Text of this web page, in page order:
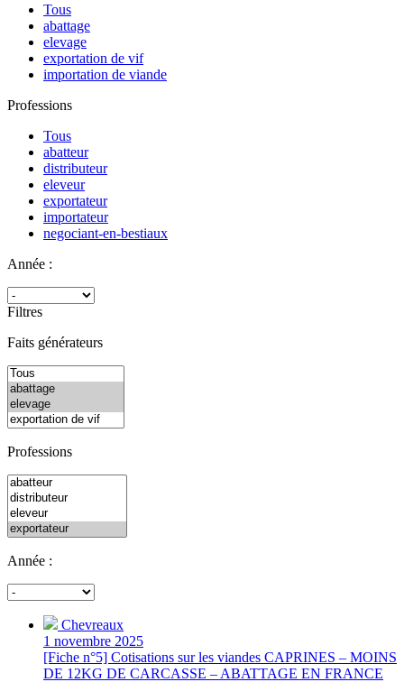
Tous
abattage
elevage
exportation de vif
importation de viande
Professions
Tous
abatteur
distributeur
eleveur
exportateur
importateur
negociant-en-bestiaux
Année :
Filtres
Faits générateurs
Professions
Année :
Chevreaux
1 novembre 2025
[Fiche n°5] Cotisations sur les viandes CAPRINES – MOINS
DE 12KG DE CARCASSE – ABATTAGE EN FRANCE